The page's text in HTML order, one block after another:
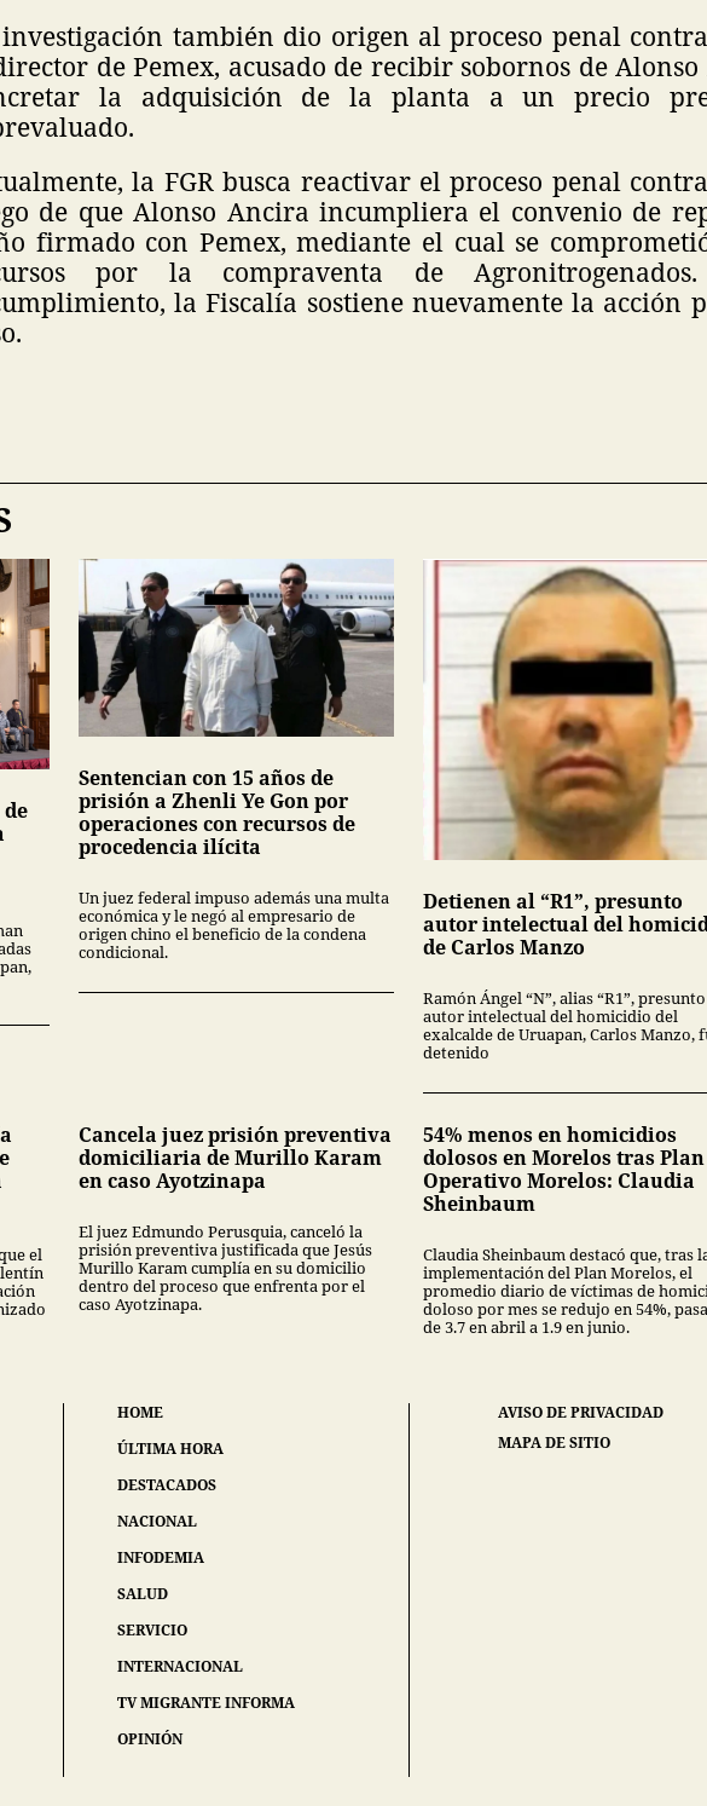
también dio origen al proceso penal
de Pemex, acusado de recibir sobornos de
la adquisición de la planta a un precio
la FGR busca reactivar el proceso penal
de que Alonso Ancira incumpliera el convenio de
firmado con Pemex, mediante el cual se
por la compraventa de
la Fiscalía sostiene nuevamente la acción
Sentencian con 15 años de
prisión a Zhenli Ye Gon por
operaciones con recursos de
procedencia ilícita
Un juez federal impuso además una multa
económica y le negó al empresario de
origen chino el beneficio de la condena
condicional.
Detienen al “R1”, presunto
autor intelectual del
de Carlos Manzo
Ramón Ángel “N”, alias “R1”, presunto
autor intelectual del homicidio del
exalcalde de Uruapan, Carlos Manzo,
detenido
el
Cancela juez prisión preventiva
domiciliaria de Murillo Karam
en caso Ayotzinapa
El juez Edmundo Perusquia, canceló la
prisión preventiva justificada que Jesús
Murillo Karam cumplía en su domicilio
dentro del proceso que enfrenta por el
caso Ayotzinapa.
54% menos en homicidios
dolosos en Morelos tras Plan
Operativo Morelos: Claudia
Sheinbaum
Claudia Sheinbaum destacó que, tras
implementación del Plan Morelos, el
promedio diario de víctimas de
doloso por mes se redujo en 54%,
de 3.7 en abril a 1.9 en junio.
HOME
ÚLTIMA HORA
DESTACADOS
NACIONAL
INFODEMIA
SALUD
SERVICIO
INTERNACIONAL
TV MIGRANTE INFORMA
OPINIÓN
AVISO DE PRIVACIDAD
MAPA DE SITIO